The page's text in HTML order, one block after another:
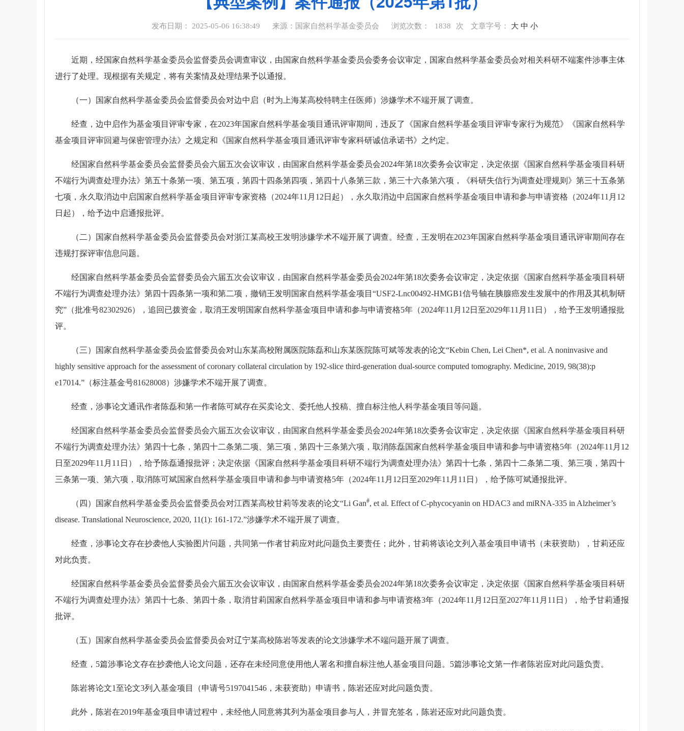
发布日期： 2025-05-06 16:38:49 来源：国家自然科学基金委员会 浏览次数： 1838 次 文章字号： 大 中 小
近期，经国家自然科学基金委员会监督委员会调查审议，由国家自然科学基金委员会委务会议审定，国家自然科学基金委员会对相关科研不端案件涉事主体
进行了处理。现根据有关规定，将有关案情及处理结果予以通报。
（一）国家自然科学基金委员会监督委员会对边中启（时为上海某高校特聘主任医师）涉嫌学术不端开展了调查。
经查，边中启作为基金项目评审专家，在2023年国家自然科学基金项目通讯评审期间，违反了《国家自然科学基金项目评审专家行为规范》《国家自然科学
基金项目评审回避与保密管理办法》之规定和《国家自然科学基金项目通讯评审专家科研诚信承诺书》之约定。
经国家自然科学基金委员会监督委员会六届五次会议审议，由国家自然科学基金委员会2024年第18次委务会议审定，决定依据《国家自然科学基金项目科研
不端行为调查处理办法》第五十条第一项、第五项，第四十四条第四项，第四十八条第三款，第三十六条第六项，《科研失信行为调查处理规则》第三十五条第
七项，永久取消边中启国家自然科学基金项目评审专家资格（2024年11月12日起），永久取消边中启国家自然科学基金项目申请和参与申请资格（2024年11月12
日起），给予边中启通报批评。
（二）国家自然科学基金委员会监督委员会对浙江某高校王发明涉嫌学术不端开展了调查。 经查，王发明在2023年国家自然科学基金项目通讯评审期间存在
违规打探评审信息问题。
经国家自然科学基金委员会监督委员会六届五次会议审议，由国家自然科学基金委员会2024年第18次委务会议审定，决定依据《国家自然科学基金项目科研
不端行为调查处理办法》第四十四条第一项和第二项，撤销王发明国家自然科学基金项目“USF2-Lnc00492-HMGB1信号轴在胰腺癌发生发展中的作用及其机制研
究”（批准号82302926），追回已拨资金，取消王发明国家自然科学基金项目申请和参与申请资格5年（2024年11月12日至2029年11月11日），给予王发明通报批
评。
（三）
国家自然科学基金委员会监督委员会对山东某高校附属医院陈磊和山东某医院陈可斌等发表的论文“Kebin Chen, Lei Chen*, et al. A noninvasive and
highly sensitive approach for the assessment of coronary collateral circulation by 192-slice third-generation dual-source computed tomography. Medicine, 2019, 98(38):p
e17014.”（标注基金号81628008）涉嫌学术不端开展了调查。
经查，涉事论文通讯作者陈磊和第一作者陈可斌存在买卖论文、委托他人投稿、擅自标注他人科学基金项目等问题。
经国家自然科学基金委员会监督委员会六届五次会议审议，由国家自然科学基金委员会2024年第18次委务会议审定，决定依据《国家自然科学基金项目科研
不端行为调查处理办法》第四十七条，第四十二条第二项、第三项，第四十三条第六项，取消陈磊国家自然科学基金项目申请和参与申请资格5年（2024年11月12
日至2029年11月11日），给予陈磊通报批评；决定依据《国家自然科学基金项目科研不端行为调查处理办法》第四十七条，第四十二条第二项、第三项，第四十
三条第一项、第六项，取消陈可斌国家自然科学基金项目申请和参与申请资格5年（2024年11月12日至2029年11月11日），给予陈可斌通报批评。
（四） 国家自然科学基金委员会监督委员会对江西某高校甘莉等发表的论文“Li Gan#, et al. Effect of C-phycocyanin on HDAC3 and miRNA-335 in Alzheimer’s
disease. Translational Neuroscience, 2020, 11(1): 161-172.”涉嫌学术不端开展了调查。
经查，涉事论文存在抄袭他人实验图片问题，共同第一作者甘莉应对此问题负主要责任；此外，甘莉将该论文列入基金项目申请书（未获资助），甘莉还应
对此负责。
经国家自然科学基金委员会监督委员会六届五次会议审议，由国家自然科学基金委员会2024年第18次委务会议审定，决定依据《国家自然科学基金项目科研
不端行为调查处理办法》第四十七条、第四十条，取消甘莉国家自然科学基金项目申请和参与申请资格3年（2024年11月12日至2027年11月11日），给予甘莉通报
批评。
（五） 国家自然科学基金委员会监督委员会对辽宁某高校陈岩等发表的论文涉嫌学术不端问题开展了调查。
经查，5篇涉事论文存在抄袭他人论文问题，还存在未经同意使用他人署名和擅自标注他人基金项目问题。5篇涉事论文第一作者陈岩应对此问题负责。
陈岩将论文1至论文3列入基金项目（申请号5197041546，未获资助）申请书，陈岩还应对此问题负责。
此外，陈岩在2019年基金项目申请过程中，未经他人同意将其列为基金项目参与人，并冒充签名，陈岩还应对此问题负责。